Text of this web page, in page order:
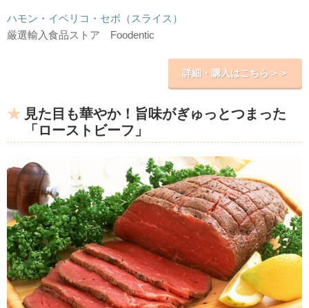
ハモン・イベリコ・セボ（スライス）
厳選輸入食品ストア Foodentic
詳細・購入はこちら＞＞
見た目も華やか！旨味がぎゅっとつまった
「ローストビーフ」